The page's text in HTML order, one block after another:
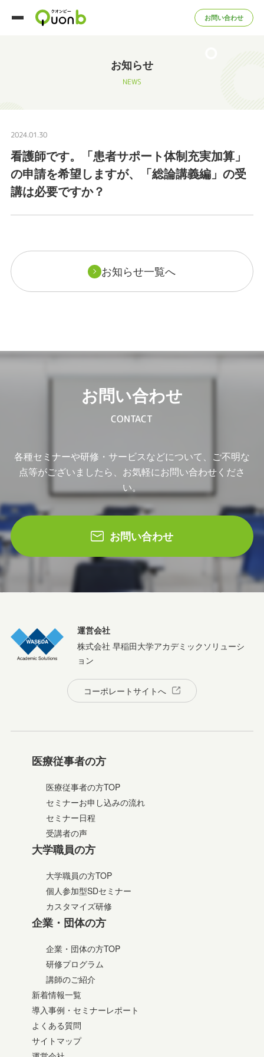
お問い合わせ
お知らせ
NEWS
2024.01.30
看護師です。「患者サポート体制充実加算」
の申請を希望しますが、「総論講義編」の受
講は必要ですか？
お知らせ一覧へ
お問い合わせ
CONTACT
各種セミナーや研修・サービスなどについて、ご不明な
点等がございましたら、お気軽にお問い合わせくださ
い。
お問い合わせ
運営会社
株式会社 早稲田大学アカデミックソリューシ
ョン
コーポレートサイトへ
医療従事者の方
医療従事者の方TOP
セミナーお申し込みの流れ
セミナー日程
受講者の声
大学職員の方
大学職員の方TOP
個人参加型SDセミナー
カスタマイズ研修
企業・団体の方
企業・団体の方TOP
研修プログラム
講師のご紹介
新着情報一覧
導入事例・セミナーレポート
よくある質問
サイトマップ